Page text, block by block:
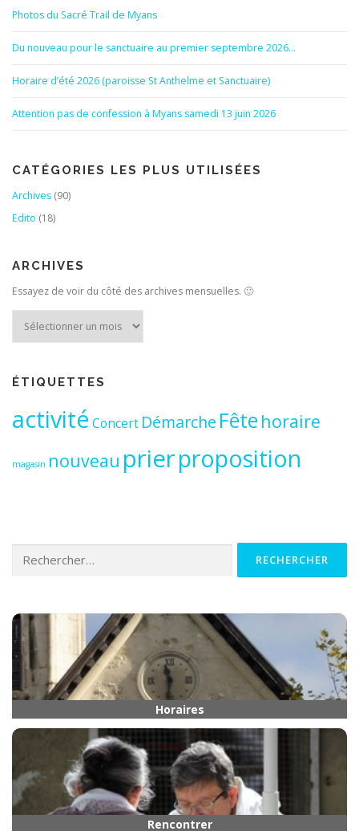
Photos du Sacré Trail de Myans
Du nouveau pour le sanctuaire au premier septembre 2026…
Horaire d’été 2026 (paroisse St Anthelme et Sanctuaire)
Attention pas de confession à Myans samedi 13 juin 2026
CATÉGORIES LES PLUS UTILISÉES
Archives (90)
Edito (18)
ARCHIVES
Essayez de voir du côté des archives mensuelles. 🙂
ÉTIQUETTES
activité Concert Démarche Fête horaire
magasin nouveau prierproposition
Horaires